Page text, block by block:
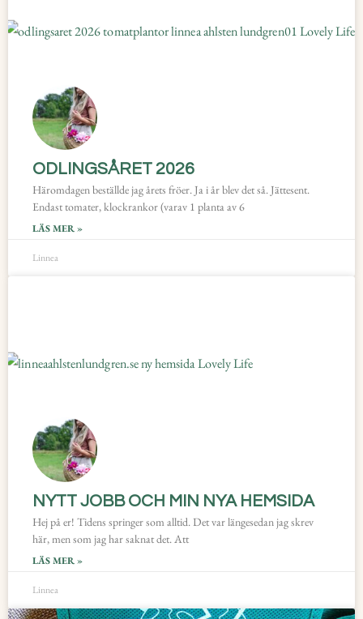
ODLINGSÅRET 2026
Häromdagen beställde jag årets fröer. Ja i år blev det så. Jättesent.
Endast tomater, klockrankor (varav 1 planta av 6
LÄS MER »
Linnea
NYTT JOBB OCH MIN NYA HEMSIDA
Hej på er! Tidens springer som alltid. Det var längesedan jag skrev
här, men som jag har saknat det. Att
LÄS MER »
Linnea